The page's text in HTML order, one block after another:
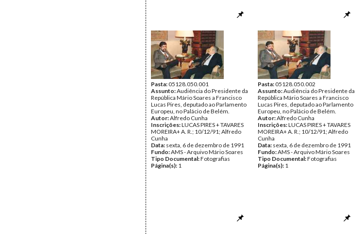
Pasta:05128.050.001
Assunto:Audiência do Presidente da
República Mário Soares a Francisco
Lucas Pires, deputado ao Parlamento
Europeu, no Palácio de Belém.
Autor:Alfredo Cunha
Inscrições:LUCAS PIRES + TAVARES
MOREIRA+ A. R.; 10/12/91; Alfredo
Cunha
Data: sexta, 6 de dezembro de 1991
Fundo:AMS - Arquivo Mário Soares
Tipo Documental:Fotografias
Página(s): 1
Pasta:05128.050.002
Assunto:Audiência do Presidente da
República Mário Soares a Francisco
Lucas Pires, deputado ao Parlamento
Europeu, no Palácio de Belém.
Autor:Alfredo Cunha
Inscrições:LUCAS PIRES + TAVARES
MOREIRA+ A. R.; 10/12/91; Alfredo
Cunha
Data: sexta, 6 de dezembro de 1991
Fundo:AMS - Arquivo Mário Soares
Tipo Documental:Fotografias
Página(s): 1